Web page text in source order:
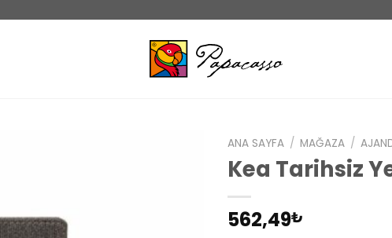
ANA SAYFA / MAĞAZA /
Kea Tarihsiz
562,49₺